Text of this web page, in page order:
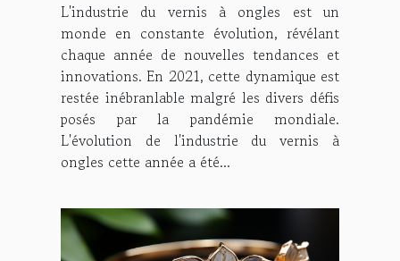
L'industrie du vernis à ongles est un
monde en constante évolution, révélant
chaque année de nouvelles tendances et
innovations. En 2021, cette dynamique est
restée inébranlable malgré les divers défis
posés par la pandémie mondiale.
L'évolution de l'industrie du vernis à
ongles cette année a été...